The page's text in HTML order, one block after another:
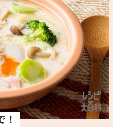
ト
とうもろこし
ゴーヤ